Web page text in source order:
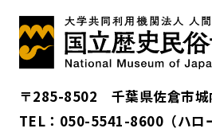
〒285-8502 千葉県佐倉市城
TEL： 050-5541-8600 （ハロ